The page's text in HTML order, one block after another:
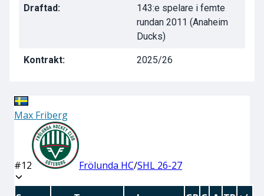
Draftad:
143:e spelare i femte
rundan 2011 (Anaheim
Ducks)
Kontrakt: 2025/26